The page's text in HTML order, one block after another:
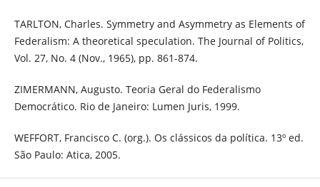
TARLTON, Charles. Symmetry and Asymmetry as Elements of
Federalism: A theoretical speculation. The Journal of Politics,
Vol. 27, No. 4 (Nov., 1965), pp. 861-874.
ZIMERMANN, Augusto. Teoria Geral do Federalismo
Democrático. Rio de Janeiro: Lumen Juris, 1999.
WEFFORT, Francisco C. (org.). Os clássicos da política. 13º ed.
São Paulo: Atica, 2005.